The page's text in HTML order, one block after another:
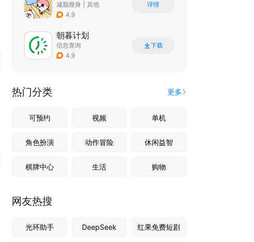
减脂瘦身
其他
4.9
详情
朝暮计划
信息查询
4.9
下载
热门分类 更多
可预约 视频 单机
角色扮演 动作冒险 休闲益智
棋牌中心 生活 购物
网友热搜
光环助手 DeepSeek 红果免费短剧